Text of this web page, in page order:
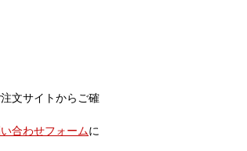
文サイトからご確
合わせフォームに